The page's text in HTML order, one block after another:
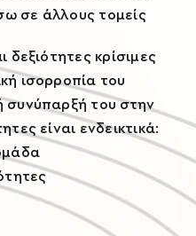
σε άλλους τομείς
δεξιότητες κρίσιμες
ισορροπία του
συνύπαρξή του στην
είναι ενδεικτικά: